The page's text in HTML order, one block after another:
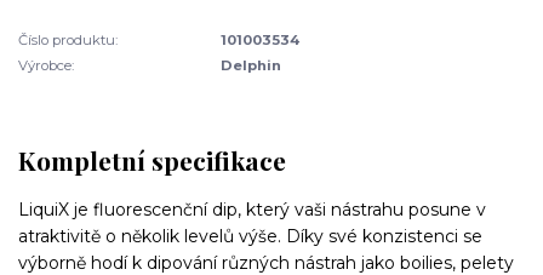
Číslo produktu:
101003534
Výrobce:
Delphin
Kompletní specifikace
LiquiX je fluorescenční dip, který vaši nástrahu posune v
atraktivitě o několik levelů výše. Díky své konzistenci se
výborně hodí k dipování různých nástrah jako boilies, pelety